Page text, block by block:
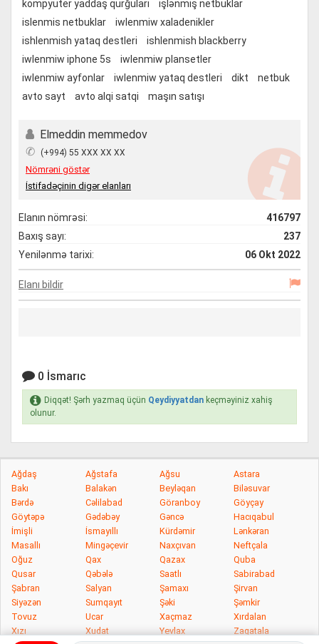
kompyuter yaddaş qurğuları
işlənmiş netbuklar
islenmis netbuklar
iwlenmiw xaladenikler
ishlenmish yataq destleri
ishlenmish blackberry
iwlenmiw iphone 5s
iwlenmiw plansetler
iwlenmiw ayfonlar
iwlenmiw yataq destleri dikt
netbuk
avto sayt
avto alqi satqi maşın satışı
Elmeddin memmedov
✆
(+994) 55 XXX XX XX
Nömrəni göstər
İstifadəçinin digər elanları
Elanın nömrəsi:
416797
Baxış sayı:
237
Yenilənmə tarixi:
06 Okt 2022
Elanı bildir
0 İsmarıc
Diqqət! Şərh yazmaq üçün Qeydiyyatdan keçməyiniz xahiş
olunur.
Ağdaş Ağstafa Ağsu
Astara
Bakı
Balakən Beyləqan
Biləsuvar
Bərdə
Cəlilabad Göranboy
Göyçay
Göytəpə
Gədəbəy Gəncə
Hacıqabul
İmişli
İsmayıllı Kürdəmir
Lənkəran
Masallı
Mingəçevir Naxçıvan
Neftçala
Oğuz
Qax Qazax
Quba
Qusar
Qəbələ Saatlı
Sabirabad
Şabran
Salyan Şamaxı
Şirvan
Siyəzən
Sumqayıt Şəki
Şəmkir
Tovuz
Ucar Xaçmaz
Xırdalan
Xızı
Xudat Yevlax
Zaqatala